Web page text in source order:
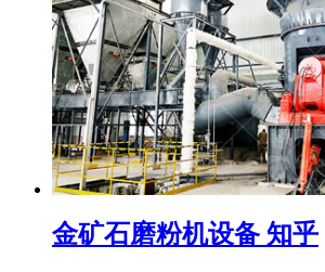
金矿石磨粉机设备 知乎